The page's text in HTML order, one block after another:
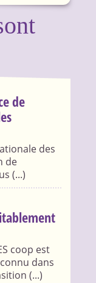
de
des
de
(...)
coop est
dans
(...)